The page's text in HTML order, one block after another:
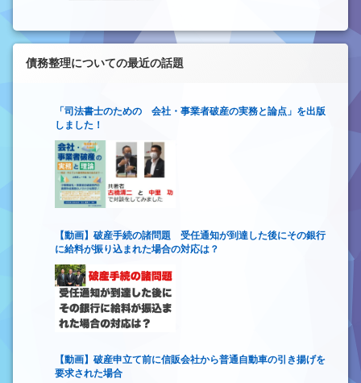
債務整理についての最近の話題
「司法書士のための 会社・事業者破産の実務と論点」を出版
しました！
【動画】破産手続の諸問題 受任通知が到達した後にその銀行
に給料が振り込まれた場合の対応は？
【動画】破産申立て前に信販会社から普通自動車の引き揚げを
要求された場合